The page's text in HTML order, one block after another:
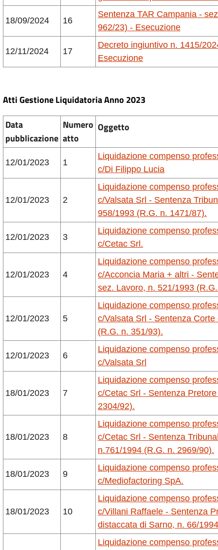
18/09/2024 16
Sentenza TAR Campania -
962/23) - Esecuzione
12/11/2024 17
Decreto ingiuntivo n. 1415/
Esecuzione
Atti Gestione Liquidatoria Anno 2023
Data
pubblicazione
Numero
atto
Oggetto
12/01/2023 1
Liquidazione compenso
c/Di Filippo Lucia
12/01/2023 2
Liquidazione compenso
c/Valsata Srl - Sentenza
958/1993 (R.G. n. 1471/87).
12/01/2023 3
Liquidazione compenso
c/Cetac Srl.
12/01/2023 4
Liquidazione compenso
c/Acconcia Maria + altri -
sez. Lavoro, n. 521/1993
12/01/2023 5
Liquidazione compenso
c/Valsata Srl - Sentenza
(R.G. n. 351/93).
12/01/2023 6
Liquidazione compenso
c/Valsata Srl
18/01/2023 7
Liquidazione compenso
c/Cetac Srl - Sentenza
2304/92).
18/01/2023 8
Liquidazione compenso
c/Cetac Srl - Sentenza
n.761/1994 (R.G. n. 2969/90).
18/01/2023 9
Liquidazione compenso
c/Mediofactoring SpA.
18/01/2023 10
Liquidazione compenso
c/Villani Raffaele - Sentenza
distaccata di Sarno, n. 66/
Liquidazione compenso